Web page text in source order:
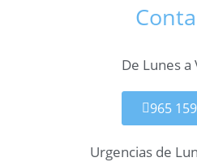
De Lunes a
965
Urgencias de